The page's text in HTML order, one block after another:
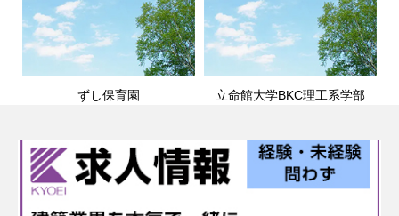
ずし保育園 立命館大学BKC理工系学部